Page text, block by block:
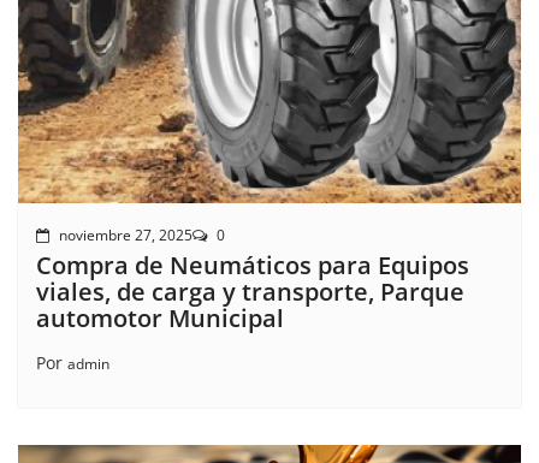
noviembre 27, 2025 0
Compra de Neumáticos para Equipos
viales, de carga y transporte, Parque
automotor Municipal
Por admin